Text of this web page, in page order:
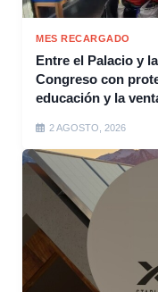
MES RECARGADO
Entre el Palacio y
Congreso con
educación y la
2 AGOSTO, 2026